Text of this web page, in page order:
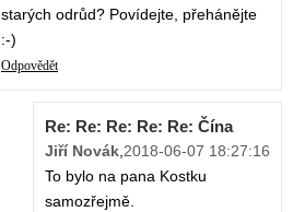
starých odrůd? Povídejte, přehánějte
:-)
Odpovědět
Re: Re: Re: Re: Re: Čína
Jiří Novák,2018-06-07 18:27:16
To bylo na pana Kostku
samozřejmě.